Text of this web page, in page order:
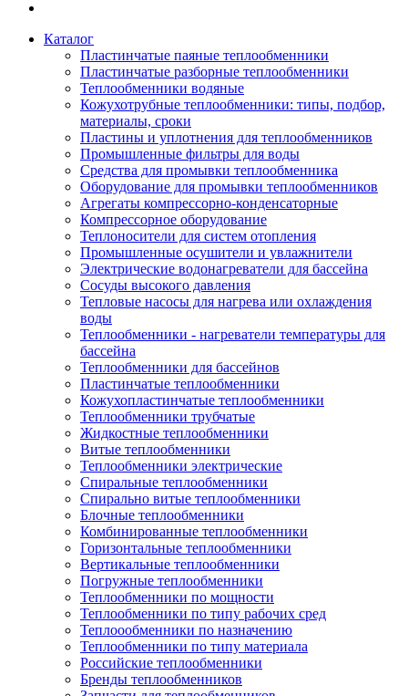
Каталог
Пластинчатые паяные теплообменники
Пластинчатые разборные теплообменники
Теплообменники водяные
Кожухотрубные теплообменники: типы, подбор,
материалы, сроки
Пластины и уплотнения для теплообменников
Промышленные фильтры для воды
Средства для промывки теплообменника
Оборудование для промывки теплообменников
Агрегаты компрессорно-конденсаторные
Компрессорное оборудование
Теплоносители для систем отопления
Промышленные осушители и увлажнители
Электрические водонагреватели для бассейна
Сосуды высокого давления
Тепловые насосы для нагрева или охлаждения
воды
Теплообменники - нагреватели температуры для
бассейна
Теплообменники для бассейнов
Пластинчатые теплообменники
Кожухопластинчатые теплообменники
Теплообменники трубчатые
Жидкостные теплообменники
Витые теплообменники
Теплообменники электрические
Спиральные теплообменники
Спирально витые теплообменники
Блочные теплообменники
Комбинированные теплообменники
Горизонтальные теплообменники
Вертикальные теплообменники
Погружные теплообменники
Теплообменники по мощности
Теплообменники по типу рабочих сред
Теплоообменники по назначению
Теплообменники по типу материала
Российские теплообменники
Бренды теплообменников